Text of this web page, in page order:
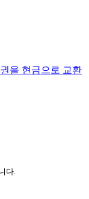
을 현금으로 교환
다.